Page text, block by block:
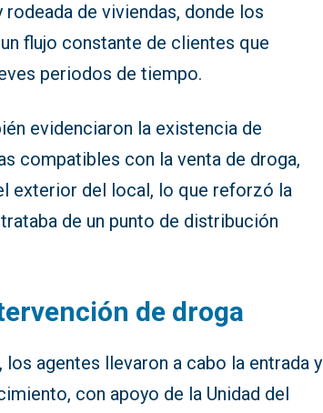
rodeada de viviendas, donde los
flujo constante de clientes que
periodos de tiempo.
evidenciaron la existencia de
compatibles con la venta de droga,
exterior del local, lo que reforzó la
de un punto de distribución
de droga
, los agentes llevaron a cabo la entrada y
con apoyo de la Unidad del